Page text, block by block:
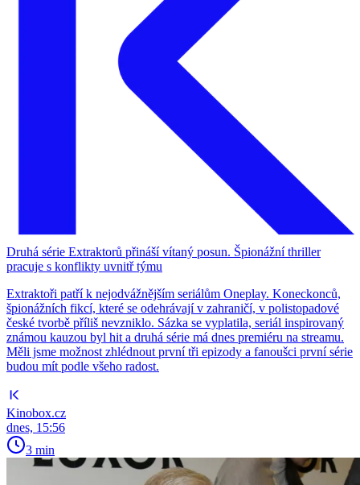
Druhá série Extraktorů přináší vítaný posun. Špionážní thriller
pracuje s konflikty uvnitř týmu
Extraktoři patří k nejodvážnějším seriálům Oneplay. Koneckonců,
špionážních fikcí, které se odehrávají v zahraničí, v polistopadové
české tvorbě příliš nevzniklo. Sázka se vyplatila, seriál inspirovaný
známou kauzou byl hit a druhá série má dnes premiéru na streamu.
Měli jsme možnost zhlédnout první tři epizody a fanoušci první série
budou mít podle všeho radost.
Kinobox.cz
dnes, 15:56
3 min